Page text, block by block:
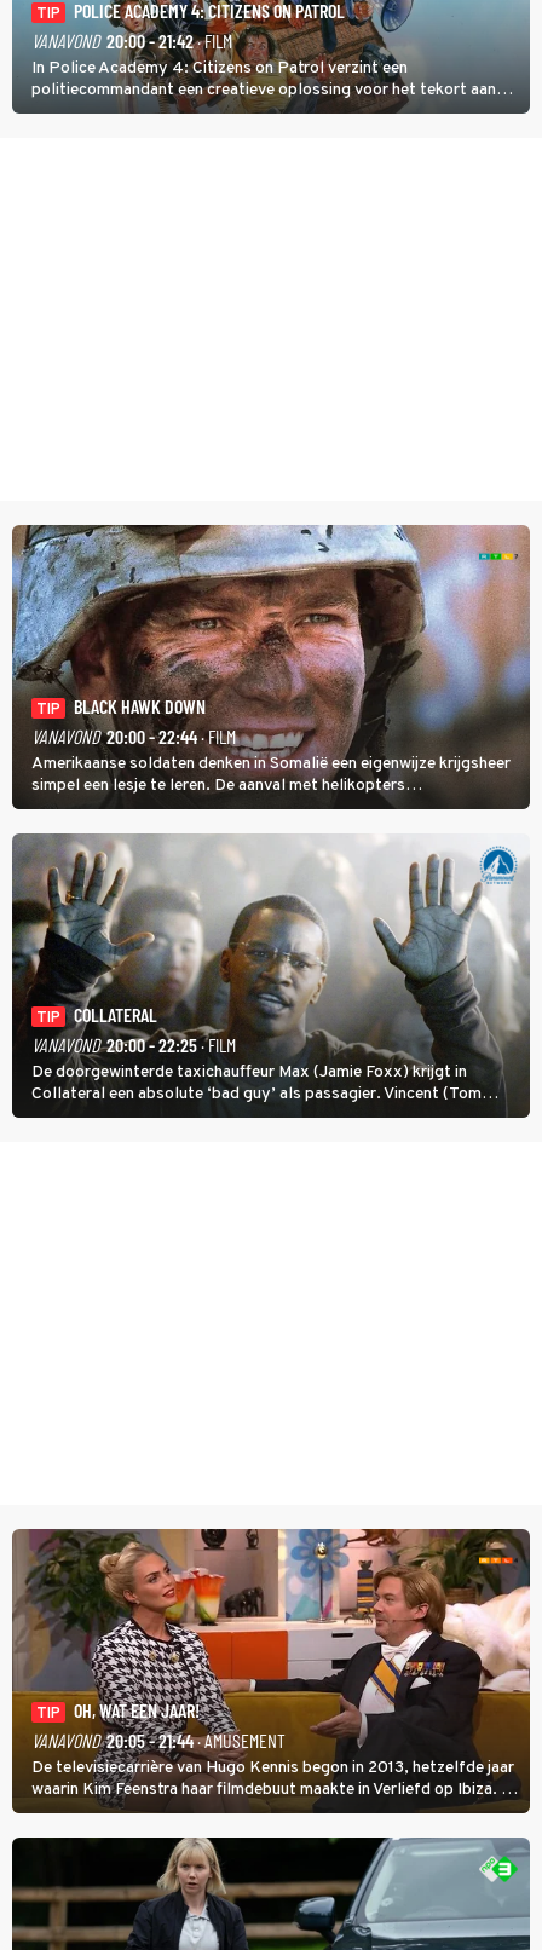
TIP
POLICE ACADEMY 4: CITIZENS ON PATROL
VANAVOND 20:00 - 21:42· FILM
In Police Academy 4: Citizens on Patrol verzint een
politiecommandant een creatieve oplossing voor het tekort aan
agenten.
TIP
BLACK HAWK DOWN
VANAVOND 20:00 - 22:44· FILM
Amerikaanse soldaten denken in Somalië een eigenwijze krijgsheer
simpel een lesje te leren. De aanval met helikopters
verloopt in Black Hawk down dramatisch.
TIP
COLLATERAL
VANAVOND 20:00 - 22:25· FILM
De doorgewinterde taxichauffeur Max (Jamie Foxx) krijgt in
Collateral een absolute ‘bad guy’ als passagier. Vincent (Tom
Cruise) heeft hem nodig om hem de stad door te loodsen om een
TIP
OH, WAT EEN JAAR!
VANAVOND 20:05 - 21:44· AMUSEMENT
De televisiecarrière van Hugo Kennis begon in 2013, hetzelfde jaar
waarin Kim Feenstra haar filmdebuut maakte in Verliefd op Ibiza. In
Oh, Wat een Jaar! wordt duidelijk wat ze nog meer weten van het
jaar waarin ze allebei eindtwintigers waren.